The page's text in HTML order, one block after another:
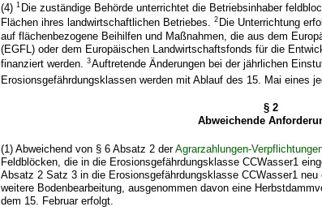
(4)1 Die zuständige Behörde unterrichtet die Betriebsinhaber
Flächen ihres landwirtschaftlichen Betriebes.2 Die Unterrichtung
auf flächenbezogene Beihilfen und Maßnahmen, die aus dem
(EGFL) oder dem Europäischen Landwirtschaftsfonds für die
finanziert werden.3Auftretende Änderungen bei der jährlichen
Erosionsgefährdungsklassen werden mit Ablauf des 15. Mai eines
§ 2
Abweichende
(1) Abweichend von § 6 Absatz 2 derAgrarzahlungen-
Feldblöcken, die in die Erosionsgefährdungsklasse CCWasser1
Absatz 2 Satz 3 in die Erosionsgefährdungsklasse CCWasser1
weitere Bodenbearbeitung, ausgenommen davon eine
dem 15. Februar erfolgt.